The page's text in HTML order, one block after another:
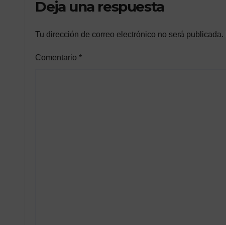
Deja una respuesta
Tu dirección de correo electrónico no será publicada.
Comentario *